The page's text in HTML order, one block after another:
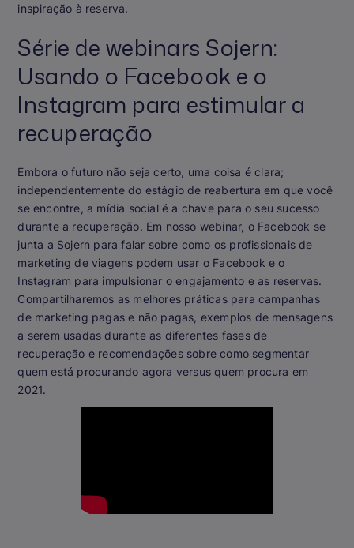
inspiração à reserva.
Série de webinars Sojern:
Usando o Facebook e o
Instagram para estimular a
recuperação
Embora o futuro não seja certo, uma coisa é clara;
independentemente do estágio de reabertura em que você
se encontre, a mídia social é a chave para o seu sucesso
durante a recuperação. Em nosso webinar, o Facebook se
junta a Sojern para falar sobre como os profissionais de
marketing de viagens podem usar o Facebook e o
Instagram para impulsionar o engajamento e as reservas.
Compartilharemos as melhores práticas para campanhas
de marketing pagas e não pagas, exemplos de mensagens
a serem usadas durante as diferentes fases de
recuperação e recomendações sobre como segmentar
quem está procurando agora versus quem procura em
2021.